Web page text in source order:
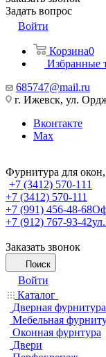
Задать вопрос
Войти
Корзина0
Избранные
685747@mail.ru
г. Ижевск, ул.
Вконтакте
Max
Фурнитура для
+7 (3412) 570-111
+7 (3412) 570-111
+7 (991) 456-48-68
+7 (912) 767-93-42
Заказать звонок
Поиск
Войти
Каталог
Дверная фурнитура
Мебельная
Оконная фурнтура
Двери